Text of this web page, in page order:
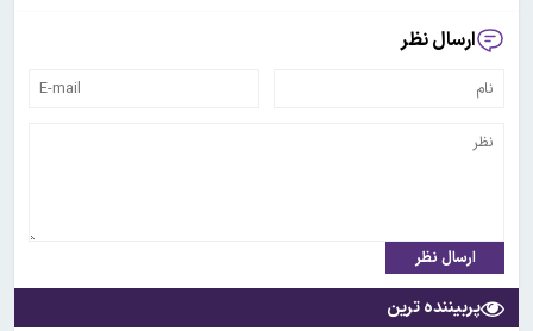
ارسال نظر
ارسال نظر
پربیننده ترین